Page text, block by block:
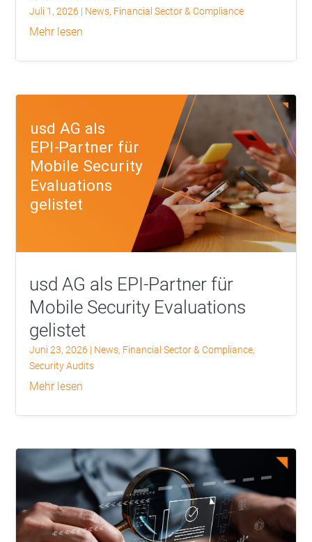
Juli 1, 2026 | News, Financial Sector & Compliance
mehr lesen
usd AG als EPI-Partner für
Mobile Security Evaluations
gelistet
Juni 23, 2026 | News, Financial Sector & Compliance,
Security Audits
mehr lesen